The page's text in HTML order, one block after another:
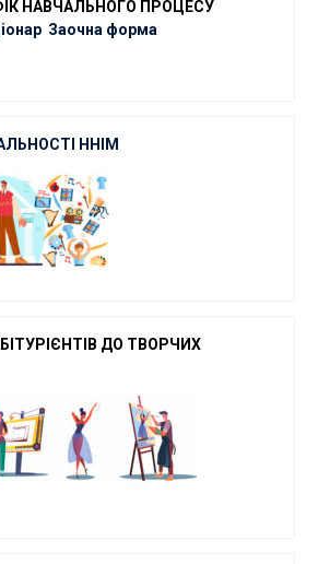
НАВЧАЛЬНОГО ПРОЦЕСУ
Заочна форма
ННІМ
ДО ТВОРЧ ИХ